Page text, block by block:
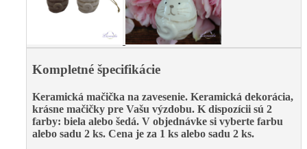
Kompletné špecifikácie
Keramická mačička na zavesenie. Keramická dekorácia,
krásne mačičky pre Vašu výzdobu. K dispozícii sú 2
farby: biela alebo šedá. V objednávke si vyberte farbu
alebo sadu 2 ks. Cena je za 1 ks alebo sadu 2 ks.